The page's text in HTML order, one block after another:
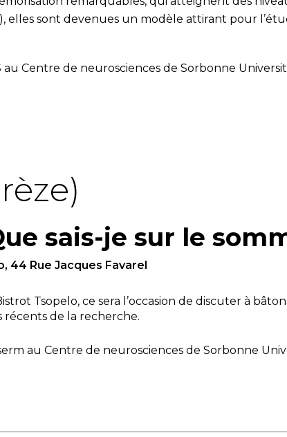
), elles sont devenues un modèle attirant pour
Centre de neurosciences de Sorbonne
sais-je sur le
44 Rue Jacques Favarel
Tsopelo, ce sera l’occasion de discuter à
récents de la recherche.
au Centre de neurosciences de Sorbonne